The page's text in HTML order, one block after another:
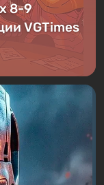
8-9
VGTimes